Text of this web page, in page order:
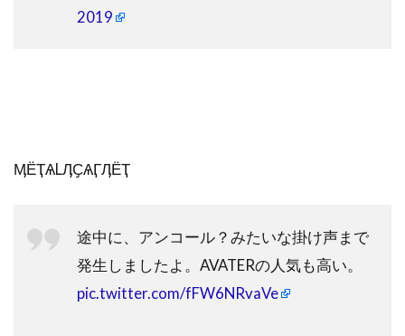
2019
ӍЁҬѦLӅҪѦӶӅЁҬ
途中に、アンコール？みたいな掛け声まで
発生しましたよ。AVATERの人気も高い。
pic.twitter.com/fFW6NRvaVe